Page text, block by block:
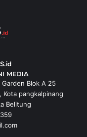
MEDIA
Garden Blok A 25
Kota pangkalpinang
Belitung